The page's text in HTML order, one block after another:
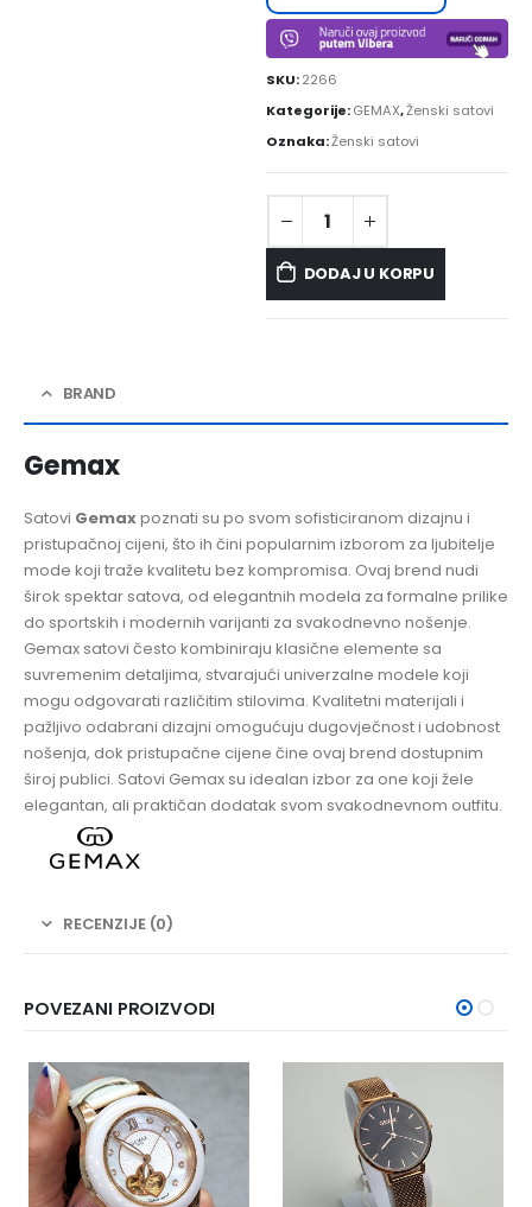
SKU:2266
Kategorije:GEMAX,Ženski satovi
Oznaka:Ženski satovi
DODAJ U KORPU
BRAND
Gemax
Satovi Gemaxpoznati su po svom sofisticiranom dizajnu i
pristupačnoj cijeni, što ih čini popularnim izborom za ljubitelje
mode koji traže kvalitetu bez kompromisa. Ovaj brend nudi
širok spektar satova, od elegantnih modela za formalne prilike
do sportskih i modernih varijanti za svakodnevno nošenje.
Gemax satovi često kombiniraju klasične elemente sa
suvremenim detaljima, stvarajući univerzalne modele koji
mogu odgovarati različitim stilovima. Kvalitetni materijali i
pažljivo odabrani dizajni omogućuju dugovječnost i udobnost
nošenja, dok pristupačne cijene čine ovaj brend dostupnim
široj publici. Satovi Gemax su idealan izbor za one koji žele
elegantan, ali praktičan dodatak svom svakodnevnom outfitu.
RECENZIJE (0)
POVEZANI PROIZVODI